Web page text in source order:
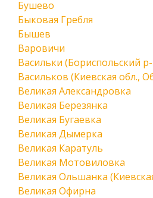
Бушево
Быковая Гребля
Бышев
Варовичи
Васильки (Бориспольский
Васильков (Киевская обл.,
Великая Александровка
Великая Березянка
Великая Бугаевка
Великая Дымерка
Великая Каратуль
Великая Мотовиловка
Великая Ольшанка
Великая Офирна